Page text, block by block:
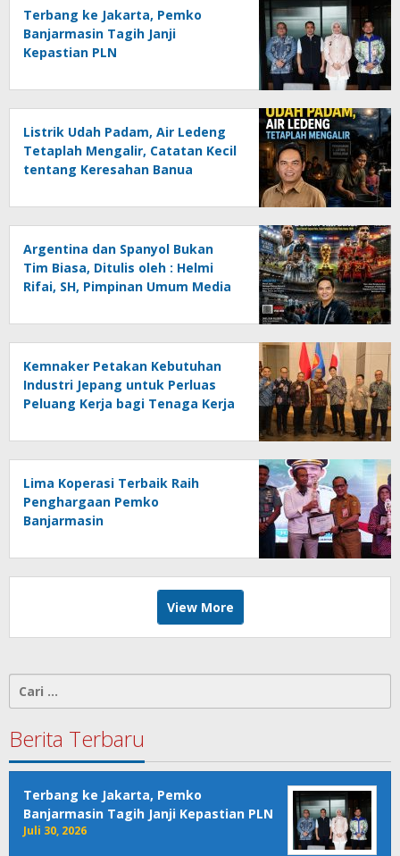
Terbang ke Jakarta, Pemko
Banjarmasin Tagih Janji
Kepastian PLN
Listrik Udah Padam, Air Ledeng
Tetaplah Mengalir, Catatan Kecil
tentang Keresahan Banua
Ancaman Lingkungan, Oleh :
Helmi Rifai, SH
Argentina dan Spanyol Bukan
Tim Biasa, Ditulis oleh : Helmi
Rifai, SH, Pimpinan Umum Media
Kemnaker Petakan Kebutuhan
Industri Jepang untuk Perluas
Peluang Kerja bagi Tenaga Kerja
Lima Koperasi Terbaik Raih
Penghargaan Pemko
Banjarmasin
View More
untuk:
Berita Terbaru
Terbang ke Jakarta, Pemko
Banjarmasin Tagih Janji Kepastian PLN
Juli 30, 2026